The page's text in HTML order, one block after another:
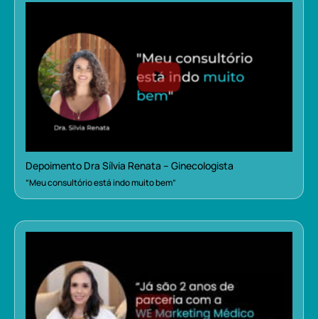
Depoimento Dra Sílvia Renata – Ginecologista
“Meu consultório está indo muito bem”